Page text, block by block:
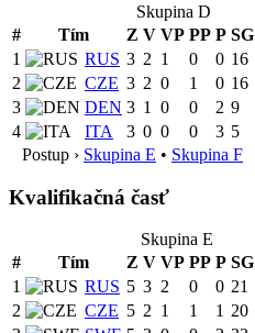
Skupina D
#
Tím Z V VP PP P SG
1
RUS 3 2 1 0 0 16
2
CZE 3 2 0 1 0 16
3
DEN 3 1 0 0 2 9
4
ITA 3 0 0 0 3 5
Postup › Skupina E • Skupina F
Kvalifikačná časť
Skupina E
#
Tím Z V VP PP P SG
1
RUS 5 3 2 0 0 21
2
CZE 5 2 1 1 1 20